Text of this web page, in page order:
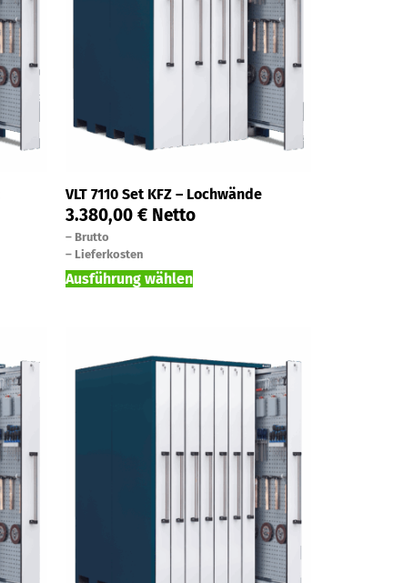
VLT 7110 Set KFZ – Lochwände
3.380,00 € Netto
– Brutto
– Lieferkosten
Ausführung wählen